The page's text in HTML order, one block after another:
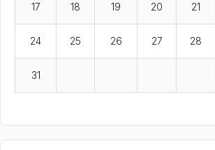
17 18 19 20 21
24 25 26 27 28
31